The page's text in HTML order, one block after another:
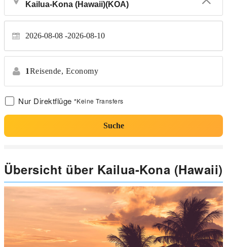
2026-08-08 2026-08-10
1Reisende, Economy
Nur Direktflüge *Keine Transfers
Suche
Übersicht über Kailua-Kona (Hawaii)